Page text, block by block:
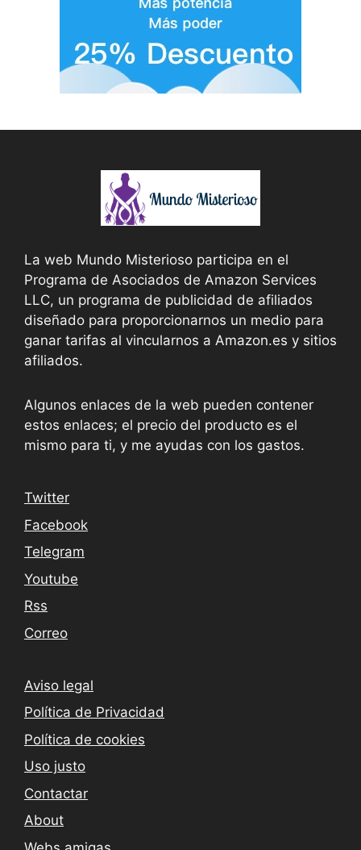
La web Mundo Misterioso participa en el
Programa de Asociados de Amazon Services
LLC, un programa de publicidad de afiliados
diseñado para proporcionarnos un medio para
ganar tarifas al vincularnos a Amazon.es y sitios
afiliados.
Algunos enlaces de la web pueden contener
estos enlaces; el precio del producto es el
mismo para ti, y me ayudas con los gastos.
Twitter
Facebook
Telegram
Youtube
Rss
Correo
Aviso legal
Política de Privacidad
Política de cookies
Uso justo
Contactar
About